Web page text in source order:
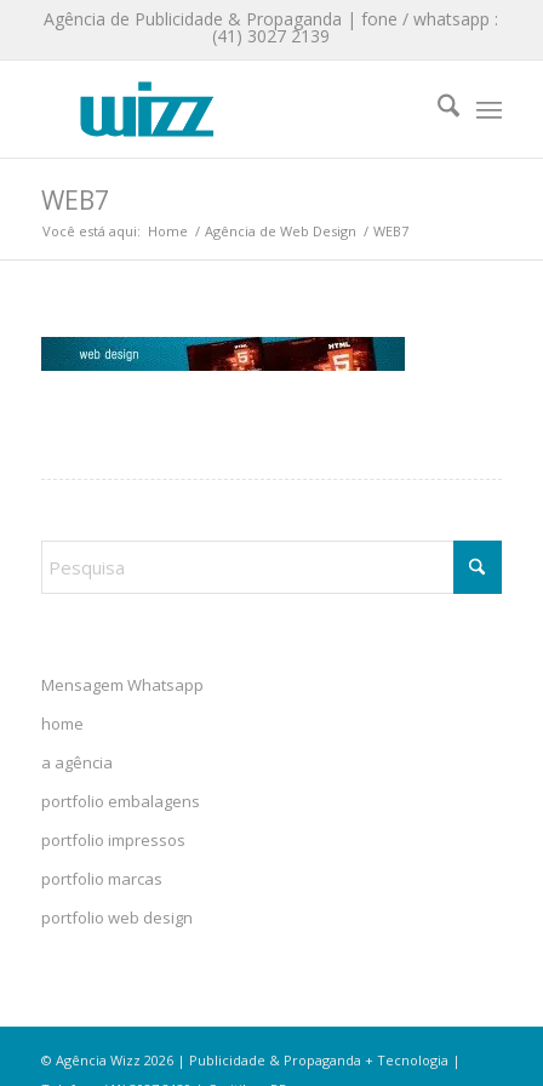
Agência de Publicidade & Propaganda | fone / whatsapp :
(41) 3027 2139
WEB7
Você está aqui: Home / Agência de Web Design / WEB7
Mensagem Whatsapp
home
a agência
portfolio embalagens
portfolio impressos
portfolio marcas
portfolio web design
© Agência Wizz 2026 | Publicidade & Propaganda + Tecnologia |